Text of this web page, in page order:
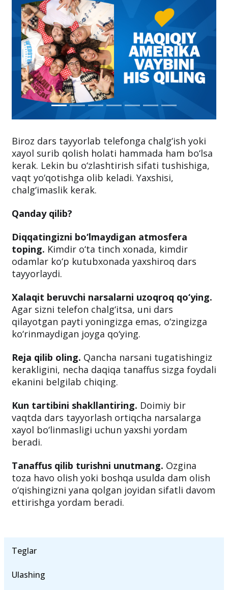
Biroz dars tayyorlab telefonga chalg‘ish yoki
xayol surib qolish holati hammada ham bo‘lsa
kerak. Lekin bu o‘zlashtirish sifati tushishiga,
vaqt yo‘qotishga olib keladi. Yaxshisi,
chalg‘imaslik kerak.
Qanday qilib?
Diqqatingizni bo‘lmaydigan atmosfera
toping. Kimdir o‘ta tinch xonada, kimdir
odamlar ko‘p kutubxonada yaxshiroq dars
tayyorlaydi.
Xalaqit beruvchi narsalarni uzoqroq qo‘ying.
Agar sizni telefon chalg‘itsa, uni dars
qilayotgan payti yoningizga emas, o‘zingizga
ko‘rinmaydigan joyga qo‘ying.
Reja qilib oling. Qancha narsani tugatishingiz
kerakligini, necha daqiqa tanaffus sizga foydali
ekanini belgilab chiqing.
Kun tartibini shakllantiring. Doimiy bir
vaqtda dars tayyorlash ortiqcha narsalarga
xayol bo‘linmasligi uchun yaxshi yordam
beradi.
Tanaffus qilib turishni unutmang. Ozgina
toza havo olish yoki boshqa usulda dam olish
o‘qishingizni yana qolgan joyidan sifatli davom
ettirishga yordam beradi.
Teglar
Ulashing